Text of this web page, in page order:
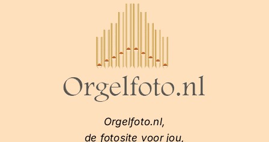
Orgelfoto.nl,
de fotosite voor jou,